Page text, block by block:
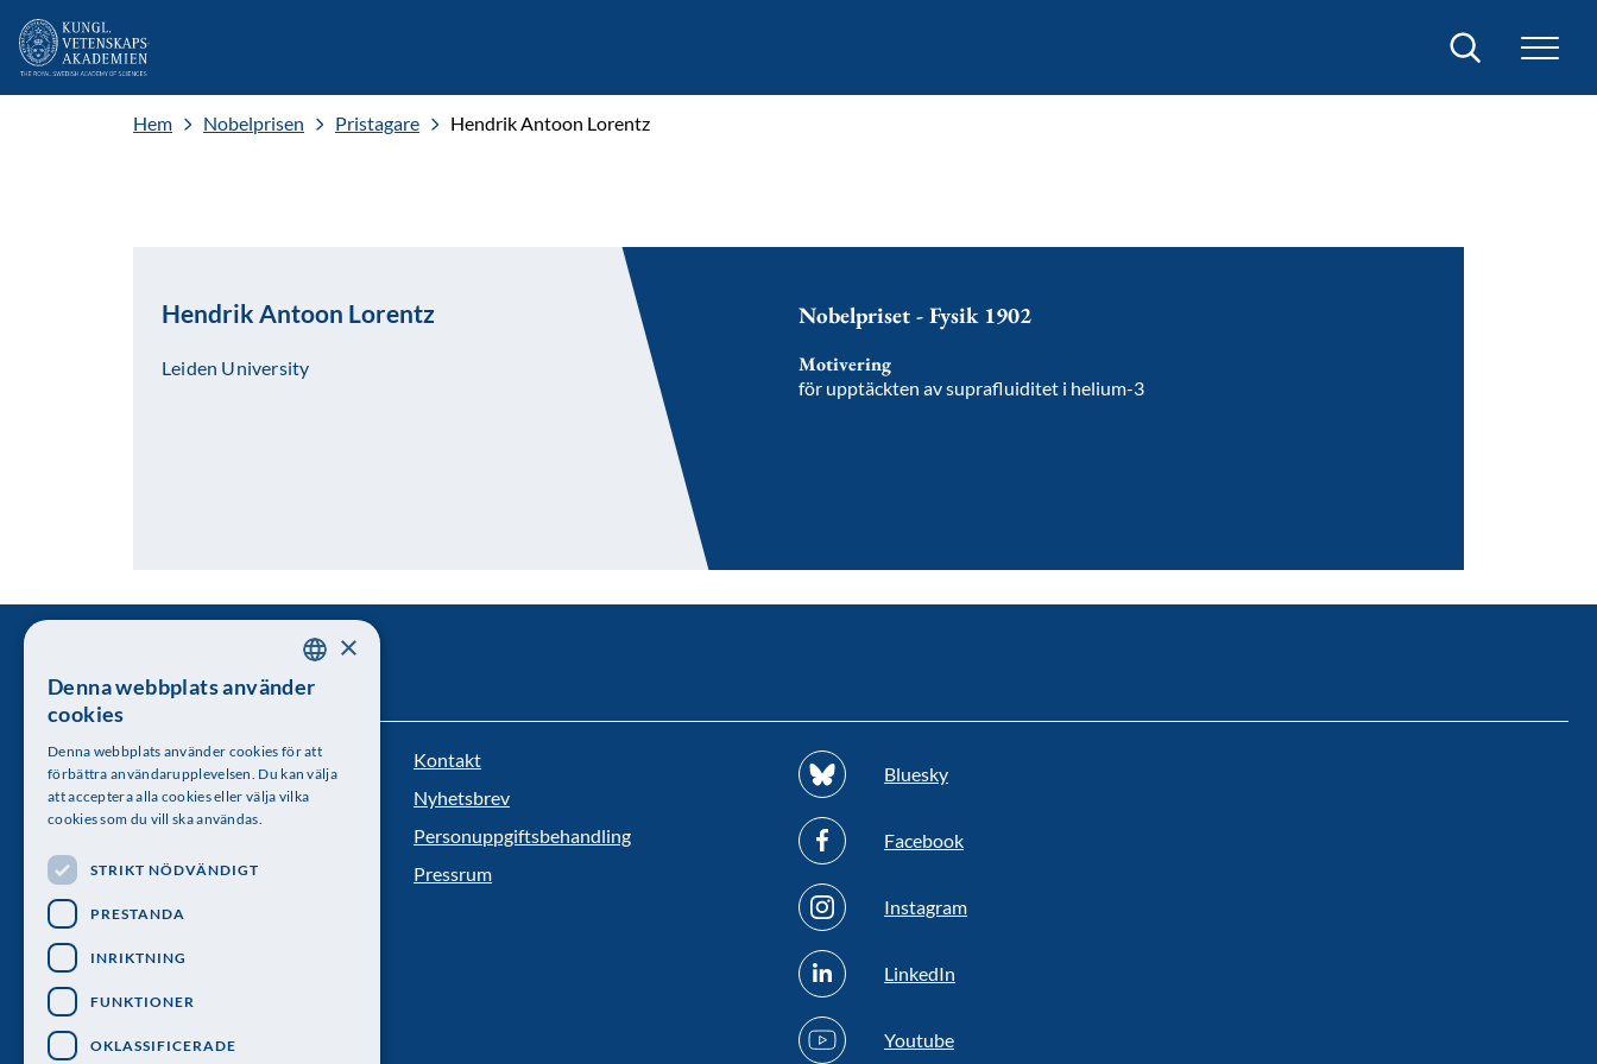
Sök
Hem Nobelprisen Pristagare Hendrik Antoon Lorentz
Hendrik Antoon Lorentz
Leiden University
Nobelpriset - Fysik 1902
Motivering
för upptäckten av suprafluiditet i helium-3
Kungl. Vetenskapsakademien
Besöksadress: Lilla Frescativägen 4A
Telefon: 08-673 95 00
Kontakt
Nyhetsbrev
Personuppgiftsbehandling
Pressrum
Bluesky
Facebook
Instagram
LinkedIn
Youtube
SWEDISH
×
Denna webbplats använder
cookies
Denna webbplats använder cookies för att
förbättra användarupplevelsen. Du kan välja
att acceptera alla cookies eller välja vilka
cookies som du vill ska användas.
STRIKT NÖDVÄNDIGT
PRESTANDA
INRIKTNING
FUNKTIONER
OKLASSIFICERADE